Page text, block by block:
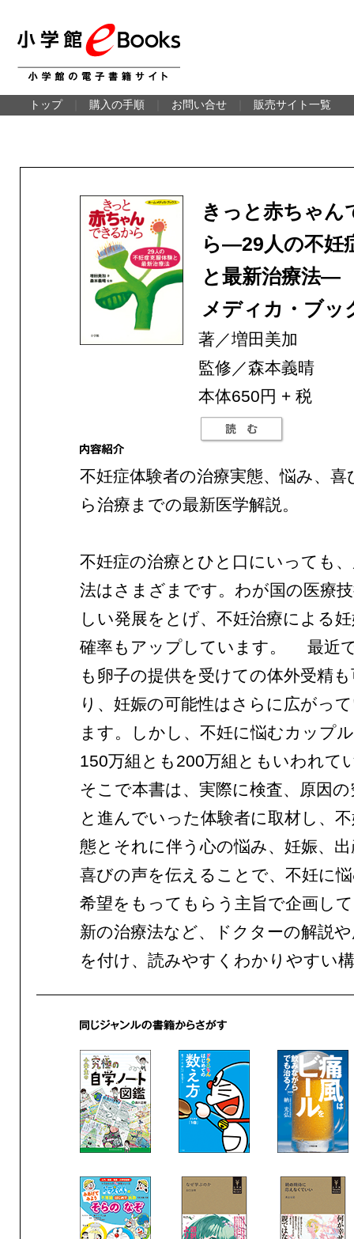
トップ 購入の手順 お問い合せ 販売サイト一覧
きっと赤ちゃん
ら―29人の不妊
と最新治療法―
メディカ・ブッ
著／増田美加
監修／森本義晴
本体650円 + 税
不妊症体験者の治療実態、悩み、喜
ら治療までの最新医学解説。
不妊症の治療とひと口にいっても
法はさまざまです。わが国の医療
しい発展をとげ、不妊治療による
確率もアップしています。 最近
も卵子の提供を受けての体外受精
り、妊娠の可能性はさらに広がっ
ます。しかし、不妊に悩むカップ
150万組とも200万組ともいわれ
そこで本書は、実際に検査、原因
と進んでいった体験者に取材し、
態とそれに伴う心の悩み、妊娠、
喜びの声を伝えることで、不妊に
希望をもってもらう主旨で企画し
新の治療法など、ドクターの解説
を付け、読みやすくわかりやすい